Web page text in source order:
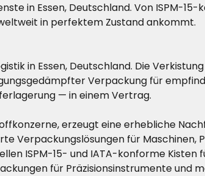
in Essen, Deutschland. Von ISPM-15-
in perfektem Zustand ankommt.
in Essen, Deutschland. Die
Verpackung für
— in einem Vertrag.
erzeugt eine erhebliche
Verpackungslösungen für Maschinen,
ISPM-15- und IATA-konforme Kisten
für Präzisionsinstrumente und